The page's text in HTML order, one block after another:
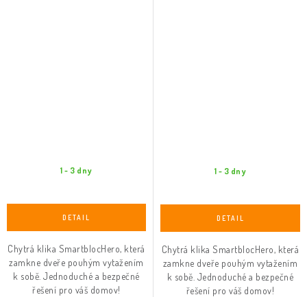
1 - 3 dny
Chytrá klika SmartblocHero, která
zamkne dveře pouhým vytažením
k sobě. Jednoduché a bezpečné
řešení pro váš domov!
1 - 3 dny
Chytrá klika SmartblocHero, která
zamkne dveře pouhým vytažením
k sobě. Jednoduché a bezpečné
řešení pro váš domov!